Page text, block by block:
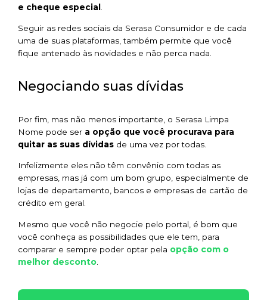
e cheque especial
Seguir as redes sociais da Serasa Consumidor e de cada
uma de suas plataformas, também permite que você
fique antenado às novidades e não perca nada.
Negociando suas dívidas
Por fim, mas não menos importante, o Serasa Limpa
Nome pode ser a opção que você procurava para
quitar as suas dívidas de uma vez por todas.
Infelizmente eles não têm convênio com todas as
empresas, mas já com um bom grupo, especialmente de
lojas de departamento, bancos e empresas de cartão de
crédito em geral.
Mesmo que você não negocie pelo portal, é bom que
você conheça as possibilidades que ele tem, para
comparar e sempre poder optar pela opção com o
melhor desconto